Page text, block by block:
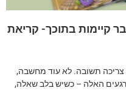
קיימות בתוכך- קריאת
תשובה. לא עוד מחשבה,
האלה – כשיש בלב שאלה,